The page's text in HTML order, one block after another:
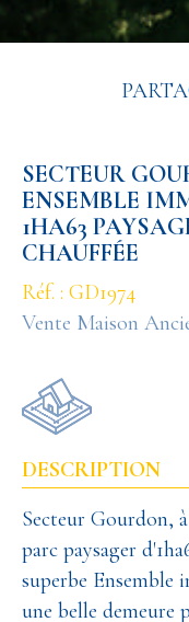
SECTEUR
ENSEMBLE
1HA63
CHAUFFÉE
Réf. : GD1974
Vente Maison
DESCRIPTION
Secteur Gourdon,
parc paysager
superbe Ensemble
une belle demeure